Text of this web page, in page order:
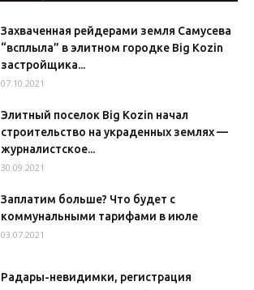
Захваченная рейдерами земля Самусева
“всплыла” в элитном городке Big Kozin
застройщика...
07.10.2021
Элитный поселок Big Kozin начал
строительство на украденных землях —
журналистское...
30.09.2021
Заплатим больше? Что будет с
коммунальными тарифами в июле
03.07.2021
Радары-невидимки, регистрация